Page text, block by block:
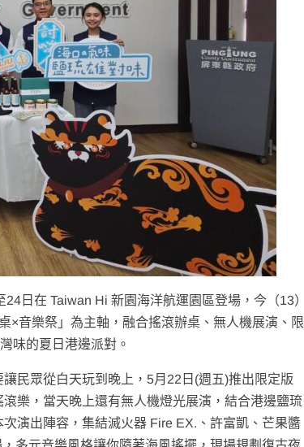
日在 Taiwan Hi 新園海洋航運園區登場，今（13）
×音樂祭」為主軸，融合搖滾辦桌、無人機展演、限
味的夏日港邊派對。
民眾從白天玩到晚上，5月22日(週五)推出限定版
樂，當天晚上還有無人機燈光展演，結合港邊鹽琉
演出陣容，集結滅火器 Fire EX.、許富凱、芒果醬